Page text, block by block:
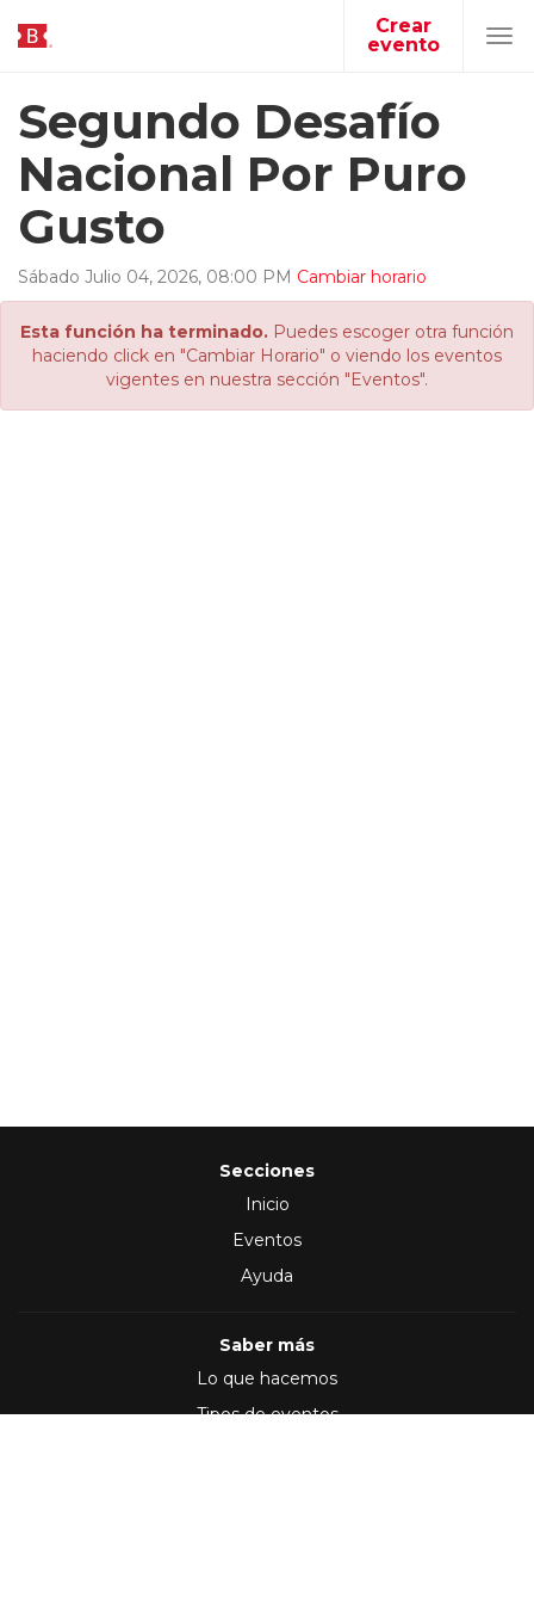
Crear
evento
Segundo Desafío
Nacional Por Puro
Gusto
Sábado Julio 04, 2026, 08:00 PM Cambiar horario
Esta función ha terminado. Puedes escoger otra función
haciendo click en "Cambiar Horario" o viendo los eventos
vigentes en nuestra sección "Eventos".
Secciones
Inicio
Eventos
Ayuda
Saber más
Lo que hacemos
Tipos de eventos